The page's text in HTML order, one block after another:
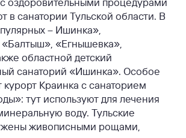
в санатории Тульской области. В
– Ишинка»,
«Егнышевка»,
областной детский
санаторий «Ишинка». Особое
курорт Краинка с санаторием
тут используют для лечения
воду. Тульские
живописными рощами,